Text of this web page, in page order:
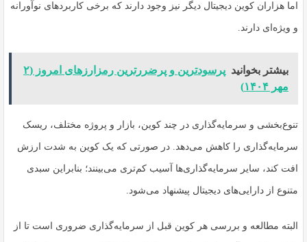
اما هزاران کوین دیجیتال دیگر نیز وجود دارند که برخی کاربردهای نوآورانه
و ویژه‌ای دارند.
بیشتر بخوانید
پرسودترین و پرضررترین رمزارزهای امروز (۲
مهر ۱۴۰۴)
تنوع‌بخشی و سرمایه‌گذاری در چند کوین، بازار و پروژه مختلف، ریسک
سرمایه‌گذاری را کاهش می‌دهد. در صورتی که یک کوین به شدت ارزش
افت کند، سایر سرمایه‌گذاری‌ها آسیب کم‌تری می‌بینند؛ بنابراین سبدی
متنوع از دارایی‌های دیجیتال پیشنهاد می‌شود.
البته مطالعه و بررسی هر کوین قبل از سرمایه‌گذاری ضروری است تا از